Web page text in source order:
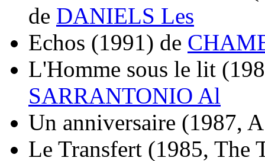
de DANIELS Les
Echos (1991) de
L'Homme sous le lit
SARRANTONIO Al
Un anniversaire (1987,
Le Transfert (1985, The